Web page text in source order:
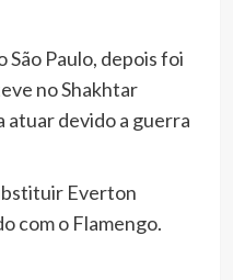
São Paulo, depois foi
no Shakhtar
atuar devido a guerra
Everton
com o Flamengo.